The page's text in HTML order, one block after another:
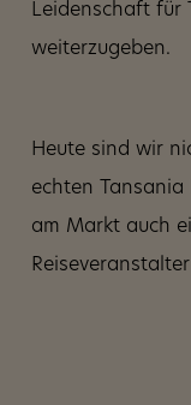
Leidenschaft für
weiterzugeben.
Heute sind wir
echten Tansania
am Markt auch